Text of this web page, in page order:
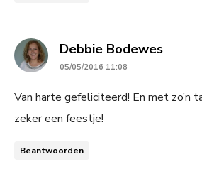
Debbie Bodewessays:
05/05/2016 11:08
Van harte gefeliciteerd! En met zo’n
zeker een feestje!
Beantwoorden